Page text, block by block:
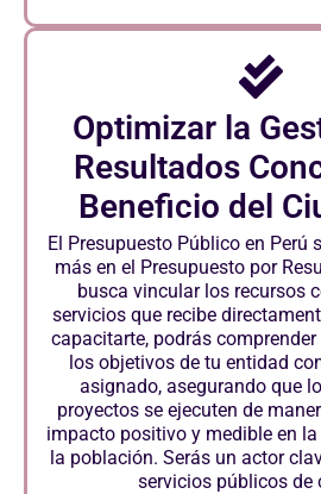
Optimizar la
Resultados
Beneficio del
El Presupuesto Público en Perú
más en el Presupuesto por
busca vincular los recursos
servicios que recibe
capacitarte, podrás
los objetivos de tu entidad
asignado, asegurando que
proyectos se ejecuten de
impacto positivo y medible en
la población. Serás un actor
servicios públicos de